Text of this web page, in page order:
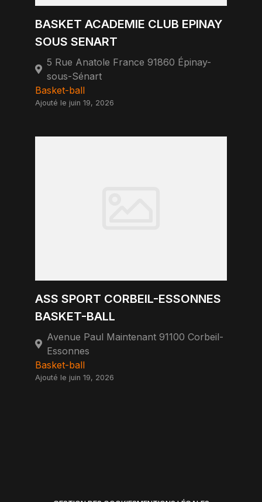
BASKET ACADEMIE CLUB EPINAY
SOUS SENART
5 Rue Anatole France 91860 Épinay-
sous-Sénart
Basket-ball
Ajouté le juin 19, 2026
ASS SPORT CORBEIL-ESSONNES
BASKET-BALL
Avenue Paul Maintenant 91100 Corbeil-
Essonnes
Basket-ball
Ajouté le juin 19, 2026